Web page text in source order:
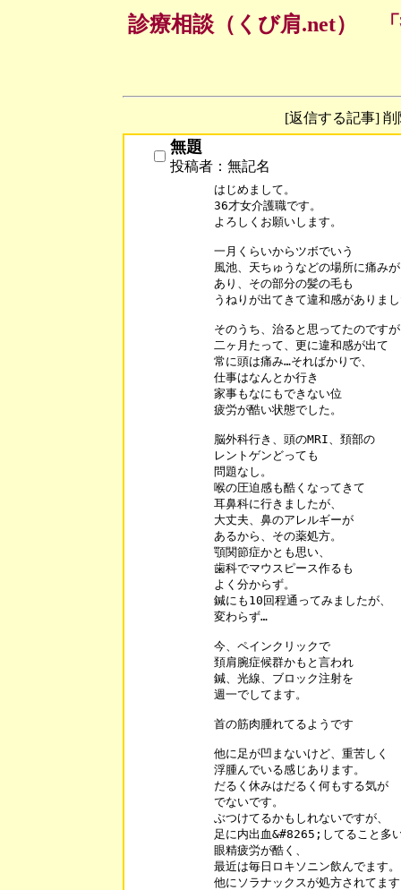
診療相談（くび肩.net）
[返信する記事]
無題
投稿者：無記名
はじめまして。
36才女介護職です。
よろしくお願いします。
一月くらいからツボでいう
風池、天ちゅうなどの場所に痛みが
あり、その部分の髪の毛も
うねりが出てきて違和感がありま
そのうち、治ると思ってたのです
二ヶ月たって、更に違和感が出て
常に頭は痛み…そればかりで、
仕事はなんとか行き
家事もなにもできない位
疲労が酷い状態でした。
脳外科行き、頭のMRI、頚部の
レントゲンどっても
問題なし。
喉の圧迫感も酷くなってきて
耳鼻科に行きましたが、
大丈夫、鼻のアレルギーが
あるから、その薬処方。
顎関節症かとも思い、
歯科でマウスピース作るも
よく分からず。
鍼にも10回程通ってみましたが、
変わらず…
今、ペインクリックで
頚肩腕症候群かもと言われ
鍼、光線、ブロック注射を
週一でしてます。
首の筋肉腫れてるようです
他に足が凹まないけど、重苦しく
浮腫んでいる感じあります。
だるく休みはだるく何もする気が
でないです。
ぶつけてるかもしれないですが、
足に内出血&#8265;してること多
眼精疲労が酷く、
最近は毎日ロキソニン飲んでます。
他にソラナックスが処方されてま